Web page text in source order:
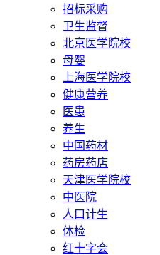
招标采购
卫生监督
北京医学院校
母婴
上海医学院校
健康营养
医患
养生
中国药材
药房药店
天津医学院校
中医院
人口计生
体检
红十字会